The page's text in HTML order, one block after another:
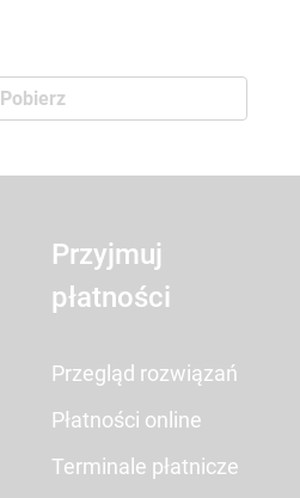
Pobierz
Przyjmuj
płatności
Przegląd rozwiązań
Płatności online
Terminale płatnicze